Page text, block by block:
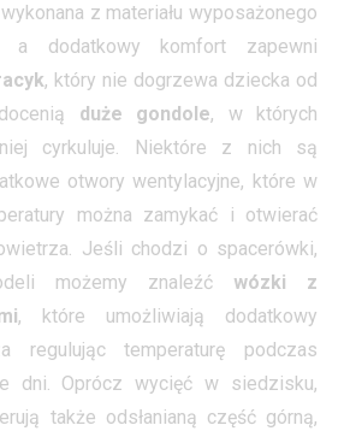
z materiału wyposażonego
dodatkowy komfort zapewni
, który nie dogrzewa dziecka od
duże gondole, w których
cyrkuluje. Niektóre z nich są
otwory wentylacyjne, które w
można zamykać i otwierać
Jeśli chodzi o spacerówki,
możemy znaleźć wózki z
, które umożliwiają dodatkowy
regulując temperaturę podczas
dni. Oprócz wycięć w siedzisku,
także odsłanianą część górną,